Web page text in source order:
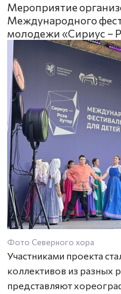
Мероприятие
Международного
молодежи «Сириус –
Фото Северного хора
Участниками проекта
коллективов из разных
представляют